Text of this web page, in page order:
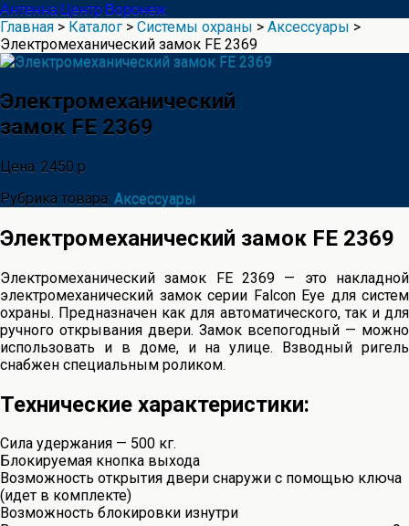
Антенна Центр Воронеж
Главная > Каталог > Системы охраны > Аксессуары >
Электромеханический замок FE 2369
Электромеханический
замок FE 2369
Цена: 2450 р
Рубрика товара: Аксессуары
Электромеханический замок FE 2369
Электромеханический замок FE 2369 — это накладной
электромеханический замок серии Falcon Eye для систем
охраны. Предназначен как для автоматического, так и для
ручного открывания двери. Замок всепогодный — можно
использовать и в доме, и на улице. Взводный ригель
снабжен специальным роликом.
Технические характеристики:
Сила удержания — 500 кг.
Блокируемая кнопка выхода
Возможность открытия двери снаружи с помощью ключа
(идет в комплекте)
Возможность блокировки изнутри